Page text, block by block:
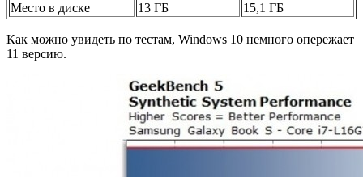
Место в диске
13 ГБ 15,1 ГБ
Как можно увидеть по тестам, Windows 10 немного опережает
11 версию.